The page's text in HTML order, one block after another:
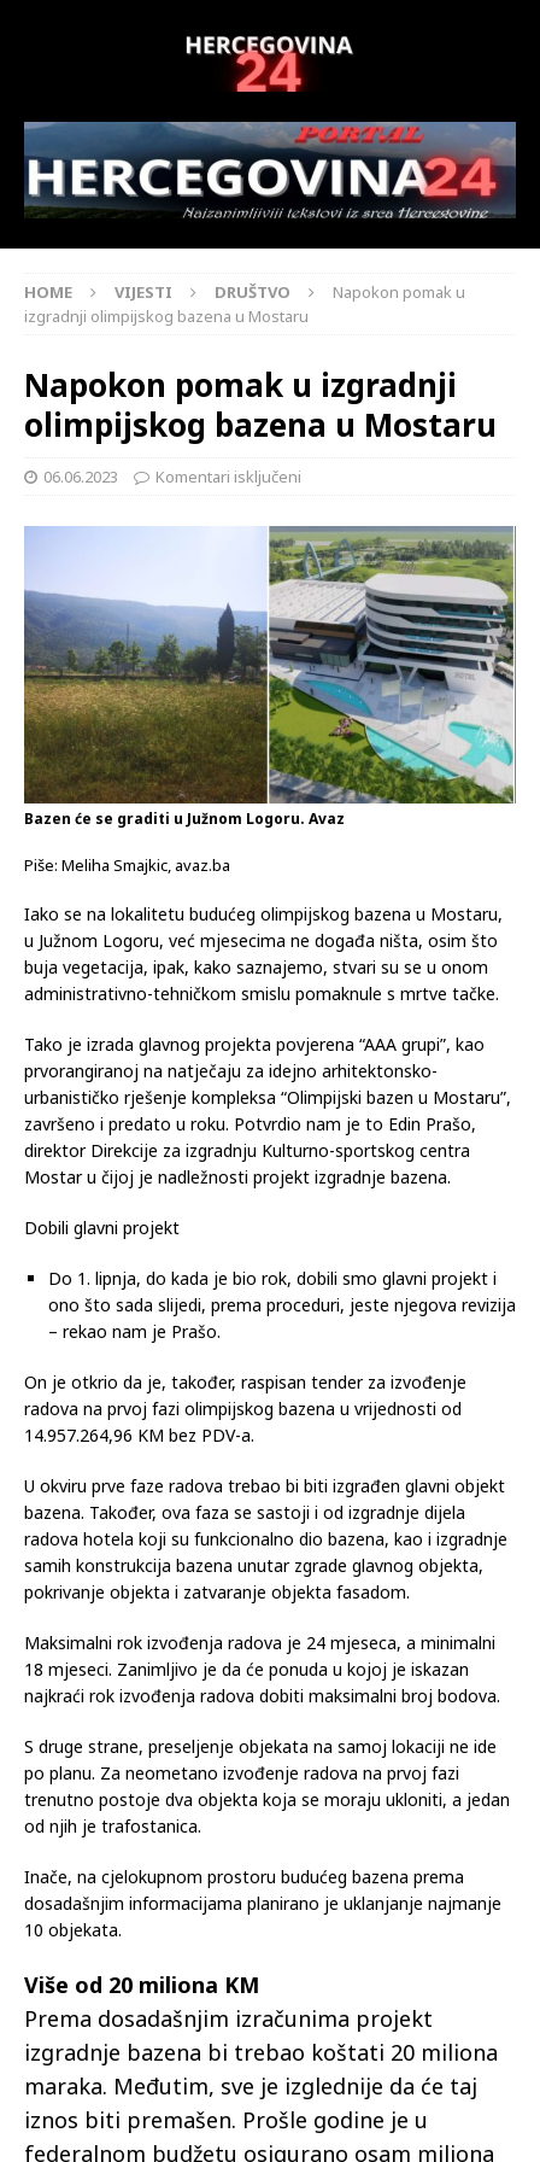
HOME VIJESTI DRUŠTVO
Napokon pomak u
izgradnji olimpijskog bazena u Mostaru
Napokon pomak u izgradnji
olimpijskog bazena u Mostaru
06.06.2023 Komentari isključeni
Bazen će se graditi u Južnom Logoru. Avaz
Piše: Meliha Smajkic, avaz.ba
Iako se na lokalitetu budućeg olimpijskog bazena u Mostaru,
u Južnom Logoru, već mjesecima ne događa ništa, osim što
buja vegetacija, ipak, kako saznajemo, stvari su se u onom
administrativno-tehničkom smislu pomaknule s mrtve tačke.
Tako je izrada glavnog projekta povjerena “AAA grupi”, kao
prvorangiranoj na natječaju za idejno arhitektonsko-
urbanističko rješenje kompleksa “Olimpijski bazen u Mostaru”,
završeno i predato u roku. Potvrdio nam je to Edin Prašo,
direktor Direkcije za izgradnju Kulturno-sportskog centra
Mostar u čijoj je nadležnosti projekt izgradnje bazena.
Dobili glavni projekt
Do 1. lipnja, do kada je bio rok, dobili smo glavni projekt i
ono što sada slijedi, prema proceduri, jeste njegova revizija
– rekao nam je Prašo.
On je otkrio da je, također, raspisan tender za izvođenje
radova na prvoj fazi olimpijskog bazena u vrijednosti od
14.957.264,96 KM bez PDV-a.
U okviru prve faze radova trebao bi biti izgrađen glavni objekt
bazena. Također, ova faza se sastoji i od izgradnje dijela
radova hotela koji su funkcionalno dio bazena, kao i izgradnje
samih konstrukcija bazena unutar zgrade glavnog objekta,
pokrivanje objekta i zatvaranje objekta fasadom.
Maksimalni rok izvođenja radova je 24 mjeseca, a minimalni
18 mjeseci. Zanimljivo je da će ponuda u kojoj je iskazan
najkraći rok izvođenja radova dobiti maksimalni broj bodova.
S druge strane, preseljenje objekata na samoj lokaciji ne ide
po planu. Za neometano izvođenje radova na prvoj fazi
trenutno postoje dva objekta koja se moraju ukloniti, a jedan
od njih je trafostanica.
Inače, na cjelokupnom prostoru budućeg bazena prema
dosadašnjim informacijama planirano je uklanjanje najmanje
10 objekata.
Više od 20 miliona KM
Prema dosadašnjim izračunima projekt
izgradnje bazena bi trebao koštati 20 miliona
maraka. Međutim, sve je izglednije da će taj
iznos biti premašen. Prošle godine je u
federalnom budžetu osigurano osam miliona